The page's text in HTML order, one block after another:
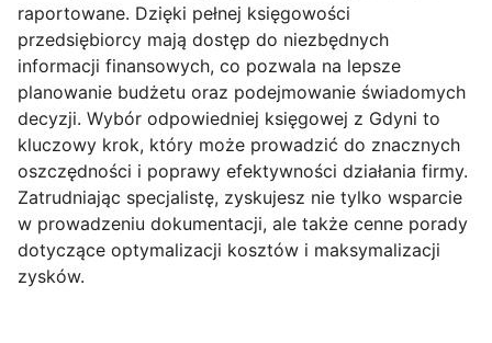
raportowane. Dzięki pełnej księgowości
przedsiębiorcy mają dostęp do niezbędnych
informacji finansowych, co pozwala na lepsze
planowanie budżetu oraz podejmowanie świadomych
decyzji. Wybór odpowiedniej księgowej z Gdyni to
kluczowy krok, który może prowadzić do znacznych
oszczędności i poprawy efektywności działania firmy.
Zatrudniając specjalistę, zyskujesz nie tylko wsparcie
w prowadzeniu dokumentacji, ale także cenne porady
dotyczące optymalizacji kosztów i maksymalizacji
zysków.